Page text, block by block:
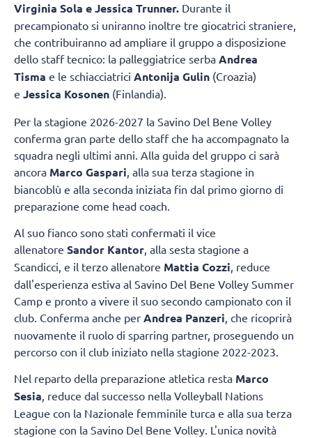
Virginia Sola e Jessica Trunner. Durante il
precampionato si uniranno inoltre tre giocatrici straniere,
che contribuiranno ad ampliare il gruppo a disposizione
dello staff tecnico: la palleggiatrice serba Andrea
Tisma e le schiacciatrici Antonija Gulin (Croazia)
e Jessica Kosonen (Finlandia).
Per la stagione 2026-2027 la Savino Del Bene Volley
conferma gran parte dello staff che ha accompagnato la
squadra negli ultimi anni. Alla guida del gruppo ci sarà
ancora Marco Gaspari , alla sua terza stagione in
biancoblù e alla seconda iniziata fin dal primo giorno di
preparazione come head coach.
Al suo fianco sono stati confermati il vice
allenatore Sandor Kantor , alla sesta stagione a
Scandicci, e il terzo allenatore Mattia Cozzi , reduce
dall'esperienza estiva al Savino Del Bene Volley Summer
Camp e pronto a vivere il suo secondo campionato con il
club. Conferma anche per Andrea Panzeri , che ricoprirà
nuovamente il ruolo di sparring partner, proseguendo un
percorso con il club iniziato nella stagione 2022-2023.
Nel reparto della preparazione atletica resta Marco
Sesia, reduce dal successo nella Volleyball Nations
League con la Nazionale femminile turca e alla sua terza
stagione con la Savino Del Bene Volley. L'unica novità